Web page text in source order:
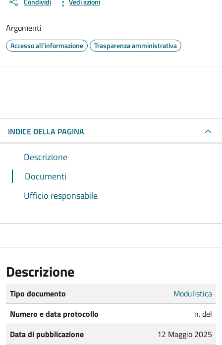
Argomenti
Accesso all'informazione Trasparenza amministrativa
INDICE DELLA PAGINA
Descrizione
Documenti
Ufficio responsabile
Descrizione
Tipo documento
Modulistica
Numero e data protocollo
n. del
Data di pubblicazione
12 Maggio 2025